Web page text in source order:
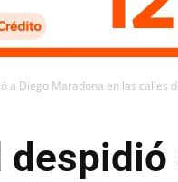
a Diego Maradona en las calles